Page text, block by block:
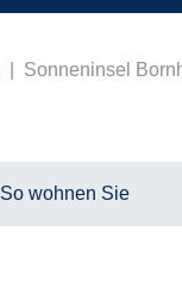
Sonneninsel
So wohnen Sie